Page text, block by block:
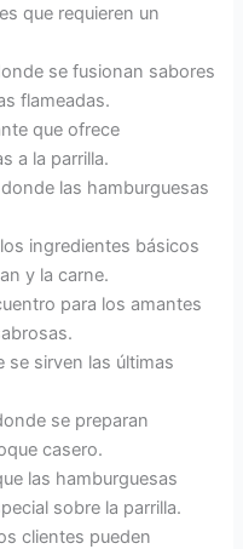
que requieren un
se fusionan sabores
flameadas.
que ofrece
a la parrilla.
las hamburguesas
ingredientes básicos
y la carne.
para los amantes
se sirven las últimas
se preparan
casero.
las hamburguesas
sobre la parrilla.
clientes pueden